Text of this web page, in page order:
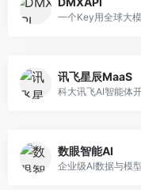
讯飞星辰MaaS
数眼智能AI